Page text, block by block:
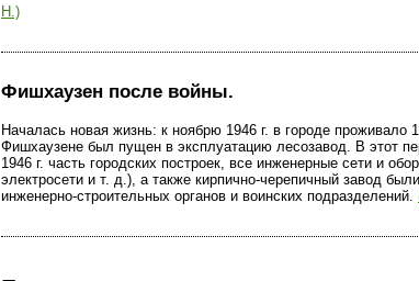
Н.)
Фишхаузен после войны.
Началась новая жизнь: к ноябрю 1946 г. в городе
Фишхаузене был пущен в эксплуатацию лесозавод. В этот
1946 г. часть городских построек, все инженерные сети и
электросети и т. д.), а также кирпично-черепичный завод
инженерно-строительных органов и воинских подразделений.